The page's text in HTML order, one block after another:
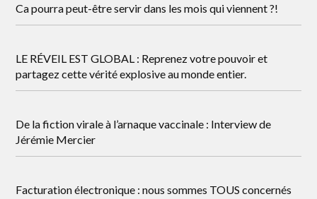
Ca pourra peut-être servir dans les mois qui viennent ?!
LE RÉVEIL EST GLOBAL : Reprenez votre pouvoir et
partagez cette vérité explosive au monde entier.
De la fiction virale à l’arnaque vaccinale : Interview de
Jérémie Mercier
Facturation électronique : nous sommes TOUS concernés